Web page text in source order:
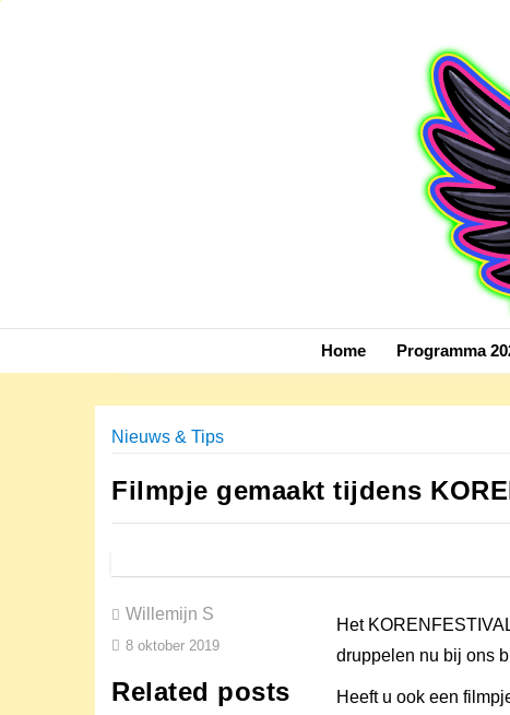
Home Programma
Nieuws & Tips
Filmpje gemaakt tijdens
Het
druppelen nu bij ons
Heeft u ook een
Willemijn S
8 oktober 2019
Related posts